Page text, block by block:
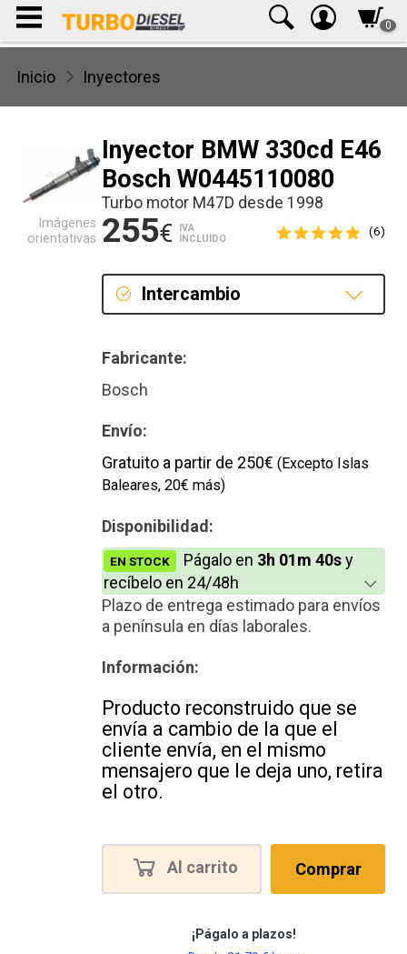
0
Inicio Inyectores
Inyector BMW 330cd E46
Bosch W0445110080
Turbo motor M47D desde 1998
255€
IVA
INCLUIDO
(6)
Intercambio
Fabricante:
Bosch
Envío:
Gratuito a partir de 250€ (Excepto Islas
Baleares, 20€ más)
Disponibilidad:
EN STOCK Págalo en 3h 01m 39sy
recíbelo en 24/48h
Plazo de entrega estimado para envíos
a península en días laborales.
Información:
Producto reconstruido que se
envía a cambio de la que el
cliente envía, en el mismo
mensajero que le deja uno, retira
el otro.
Al carrito Comprar
Imágenes
orientativas